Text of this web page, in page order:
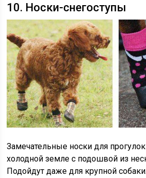
10. Носки-снегоступы
Замечательные носки для
холодной земле с подошвой из
Подойдут даже для крупной